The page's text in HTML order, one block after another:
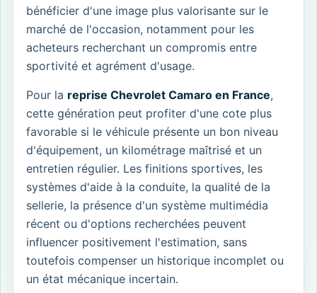
bénéficier d'une image plus valorisante sur le
marché de l'occasion, notamment pour les
acheteurs recherchant un compromis entre
sportivité et agrément d'usage.
Pour la reprise Chevrolet Camaro en France,
cette génération peut profiter d'une cote plus
favorable si le véhicule présente un bon niveau
d'équipement, un kilométrage maîtrisé et un
entretien régulier. Les finitions sportives, les
systèmes d'aide à la conduite, la qualité de la
sellerie, la présence d'un système multimédia
récent ou d'options recherchées peuvent
influencer positivement l'estimation, sans
toutefois compenser un historique incomplet ou
un état mécanique incertain.